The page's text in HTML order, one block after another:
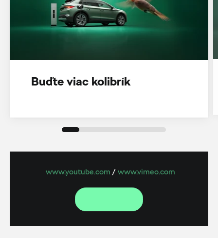
Buďte viac kolibrík
www.youtube.com / www.vimeo.com